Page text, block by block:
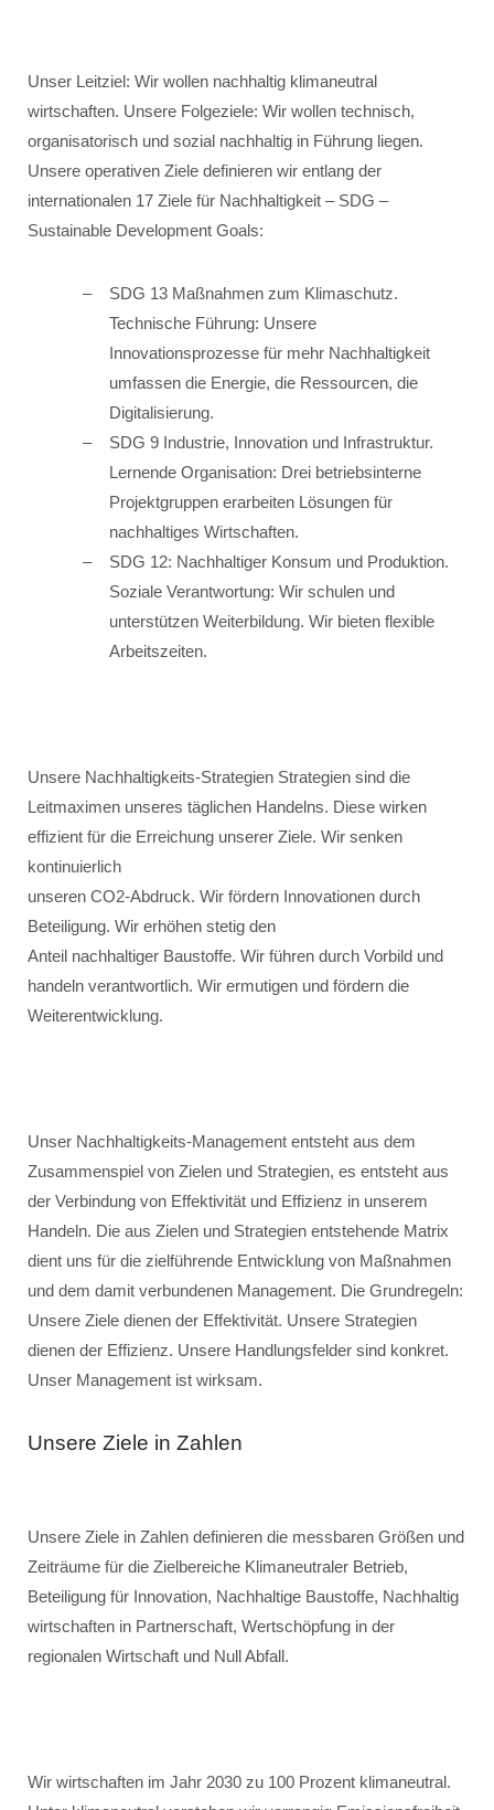
Unser Leitziel: Wir wollen nachhaltig klimaneutral
wirtschaften. Unsere Folgeziele: Wir wollen technisch,
organisatorisch und sozial nachhaltig in Führung liegen.
Unsere operativen Ziele definieren wir entlang der
internationalen 17 Ziele für Nachhaltigkeit – SDG –
Sustainable Development Goals:
SDG 13 Maßnahmen zum Klimaschutz.
Technische Führung: Unsere
Innovationsprozesse für mehr Nachhaltigkeit
umfassen die Energie, die Ressourcen, die
Digitalisierung.
SDG 9 Industrie, Innovation und Infrastruktur.
Lernende Organisation: Drei betriebsinterne
Projektgruppen erarbeiten Lösungen für
nachhaltiges Wirtschaften.
SDG 12: Nachhaltiger Konsum und Produktion.
Soziale Verantwortung: Wir schulen und
unterstützen Weiterbildung. Wir bieten flexible
Arbeitszeiten.
Unsere Nachhaltigkeits-Strategien Strategien sind die
Leitmaximen unseres täglichen Handelns. Diese wirken
effizient für die Erreichung unserer Ziele. Wir senken
kontinuierlich
unseren CO2-Abdruck. Wir fördern Innovationen durch
Beteiligung. Wir erhöhen stetig den
Anteil nachhaltiger Baustoffe. Wir führen durch Vorbild und
handeln verantwortlich. Wir ermutigen und fördern die
Weiterentwicklung.
Unser Nachhaltigkeits-Management entsteht aus dem
Zusammenspiel von Zielen und Strategien, es entsteht aus
der Verbindung von Effektivität und Effizienz in unserem
Handeln. Die aus Zielen und Strategien entstehende Matrix
dient uns für die zielführende Entwicklung von Maßnahmen
und dem damit verbundenen Management. Die Grundregeln:
Unsere Ziele dienen der Effektivität. Unsere Strategien
dienen der Effizienz. Unsere Handlungsfelder sind konkret.
Unser Management ist wirksam.
Unsere Ziele in Zahlen
Unsere Ziele in Zahlen definieren die messbaren Größen und
Zeiträume für die Zielbereiche Klimaneutraler Betrieb,
Beteiligung für Innovation, Nachhaltige Baustoffe, Nachhaltig
wirtschaften in Partnerschaft, Wertschöpfung in der
regionalen Wirtschaft und Null Abfall.
Wir wirtschaften im Jahr 2030 zu 100 Prozent klimaneutral.